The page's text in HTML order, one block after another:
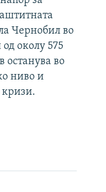
Чернобил во
околу 575
останува во
ниво и
кризи.